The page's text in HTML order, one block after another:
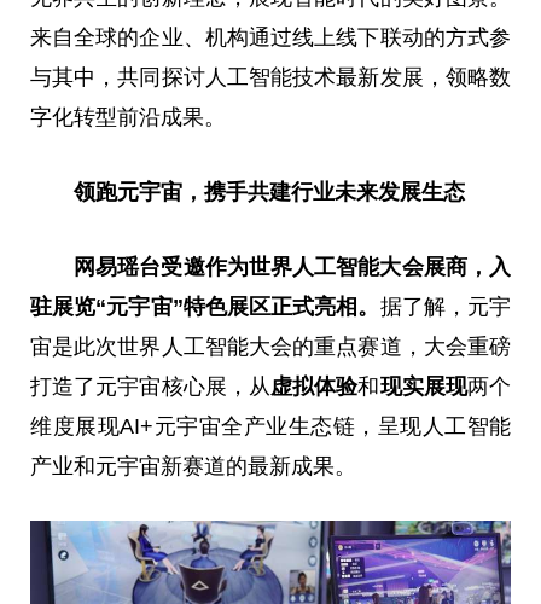
来自全球的企业、机构通过线上线下联动的方式参
与其中，共同探讨人工智能技术最新发展，领略数
字化转型前沿成果。
领跑元宇宙，携手共建行业未来发展生态
网易瑶台受邀作为世界人工智能大会展商，入
驻展览“元宇宙”特色展区正式亮相。 据了解，元宇
宙是此次世界人工智能大会的重点赛道，大会重磅
打造了元宇宙核心展，从 虚拟体验和现实展现两个
维度展现AI+元宇宙全产业生态链，呈现人工智能
产业和元宇宙新赛道的最新成果。